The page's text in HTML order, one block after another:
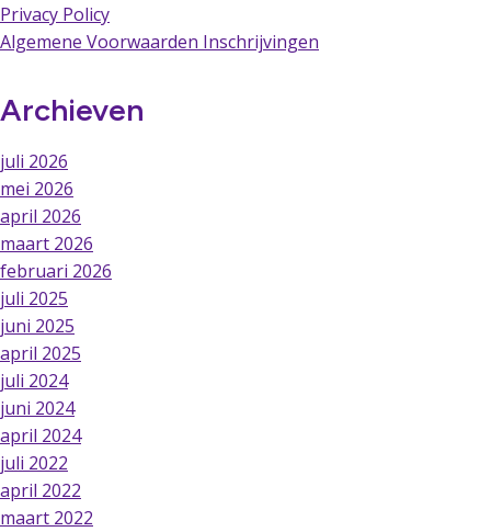
Privacy Policy
Algemene Voorwaarden Inschrijvingen
Archieven
juli 2026
mei 2026
april 2026
maart 2026
februari 2026
juli 2025
juni 2025
april 2025
juli 2024
juni 2024
april 2024
juli 2022
april 2022
maart 2022